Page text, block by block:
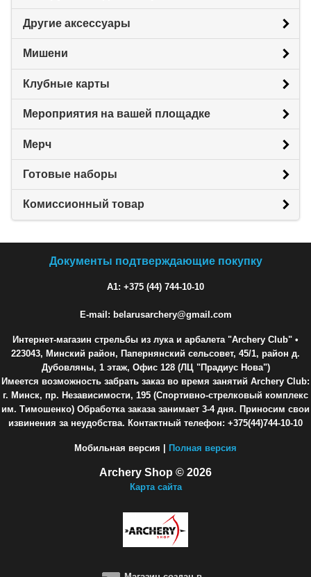
Другие аксессуары
Мишени
Клубные карты
Мероприятия на вашей площадке
Мерч
Готовые наборы
Комиссионный товар
Документы подтверждающие покупку
A1: +375 (44) 744-10-10
E-mail: belarusarchery@gmail.com
Интернет-магазин стрельбы из лука и арбалета "Archery Club" •
223043, Минский район, Папернянский сельсовет, 45/1, район д.
Дубовляны, 1 этаж, Офис 128 (ЛЦ "Прадиус Нова")
Имеется возможность забрать заказ во время занятий Archery Club:
г. Минск, пр. Независимости, 195 (Спортивно-стрелковый комплекс
им. Тимошенко) Обработка заказа занимает 3-4 дня. Приносим свои
извинения за неудобства. Контактный телефон: +375(44)744-10-10
Мобильная версия | Полная версия
Archery Shop © 2026
Карта сайта